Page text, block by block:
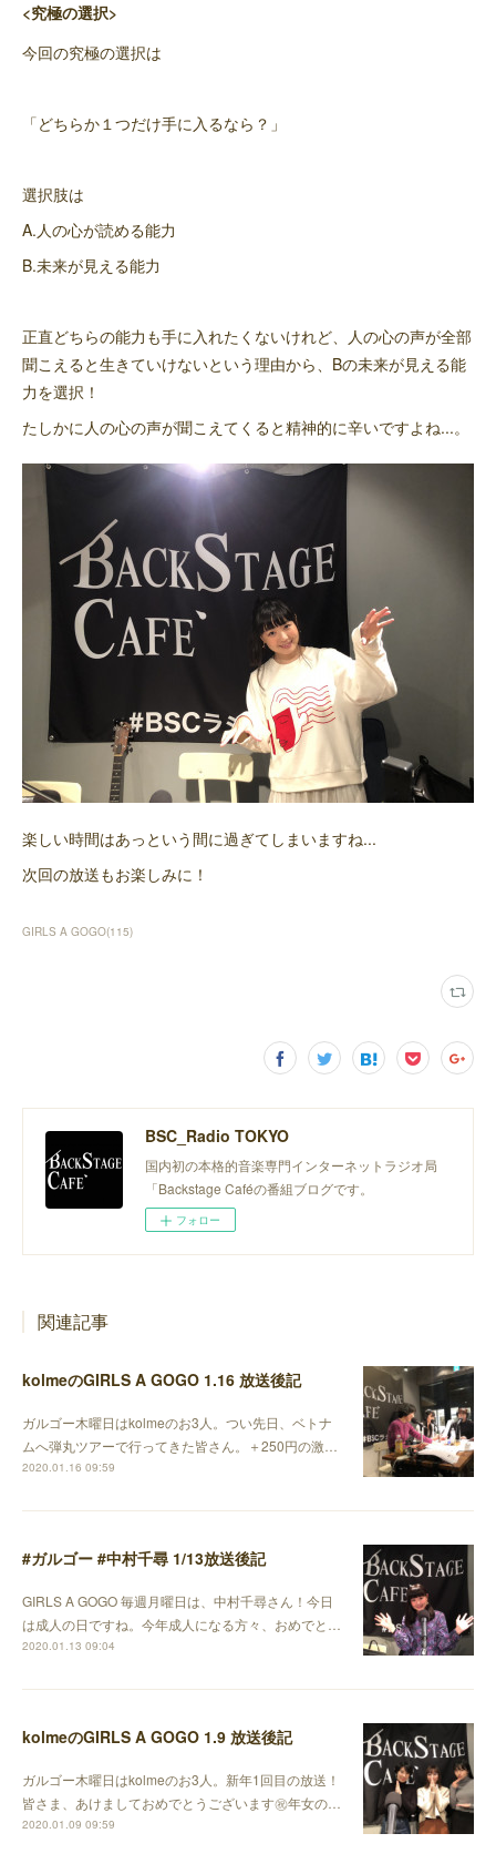
<究極の選択>
今回の究極の選択は
「どちらか１つだけ手に入るなら？」
選択肢は
A.人の心が読める能力
B.未来が見える能力
正直どちらの能力も手に入れたくないけれど、人の心の声が全部
聞こえると生きていけないという理由から、Bの未来が見える能
力を選択！
たしかに人の心の声が聞こえてくると精神的に辛いですよね...。
楽しい時間はあっという間に過ぎてしまいますね...
次回の放送もお楽しみに！
GIRLS A GOGO(115)
BSC_Radio TOKYO
国内初の本格的音楽専門インターネットラジオ局
「Backstage Caféの番組ブログです。
フォロー
関連記事
kolmeのGIRLS A GOGO 1.16 放送後記
ガルゴー木曜日はkolmeのお3人。つい先日、ベトナ
ムへ弾丸ツアーで行ってきた皆さん。＋250円の激…
2020.01.16 09:59
#ガルゴー #中村千尋 1/13放送後記
GIRLS A GOGO 毎週月曜日は、中村千尋さん！今日
は成人の日ですね。今年成人になる方々、おめでと…
2020.01.13 09:04
kolmeのGIRLS A GOGO 1.9 放送後記
ガルゴー木曜日はkolmeのお3人。新年1回目の放送！
皆さま、あけましておめでとうございます㊗️年女の…
2020.01.09 09:59